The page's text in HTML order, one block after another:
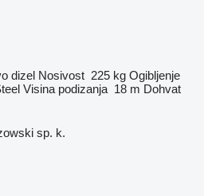
dizel Nosivost 225 kg Ogibljenje
Visina podizanja 18 m Dohvat
sp. k.